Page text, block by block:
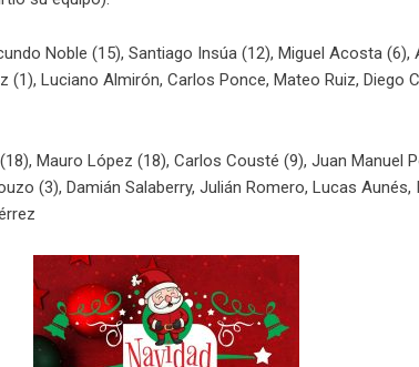
Noble (15), Santiago Insúa (12), Miguel Acosta (6),
(1), Luciano Almirón, Carlos Ponce, Mateo Ruiz, Diego
Mauro López (18), Carlos Cousté (9), Juan Manuel
(3), Damián Salaberry, Julián Romero, Lucas Aunés,